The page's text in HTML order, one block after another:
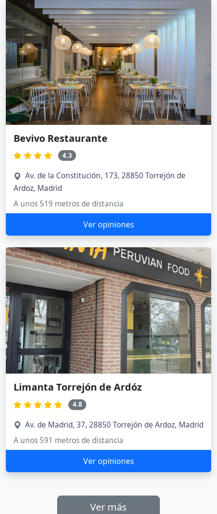
Bevivo Restaurante
4.3
Av. de la Constitución, 173, 28850 Torrejón de
Ardoz, Madrid
A unos 519 metros de distancia
Ver opiniones
Limanta Torrejón de Ardóz
4.8
Av. de Madrid, 37, 28850 Torrejón de Ardoz, Madrid
A unos 591 metros de distancia
Ver opiniones
Ver más